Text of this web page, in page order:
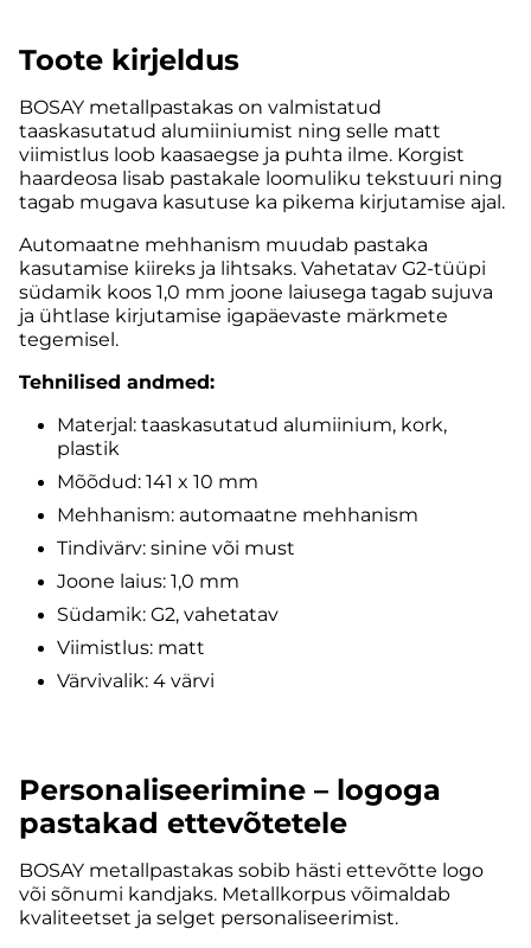
Toote kirjeldus
BOSAY metallpastakas on valmistatud
taaskasutatud alumiiniumist ning selle matt
viimistlus loob kaasaegse ja puhta ilme. Korgist
haardeosa lisab pastakale loomuliku tekstuuri ning
tagab mugava kasutuse ka pikema kirjutamise ajal.
Automaatne mehhanism muudab pastaka
kasutamise kiireks ja lihtsaks. Vahetatav G2-tüüpi
südamik koos 1,0 mm joone laiusega tagab sujuva
ja ühtlase kirjutamise igapäevaste märkmete
tegemisel.
Tehnilised andmed:
Materjal: taaskasutatud alumiinium, kork,
plastik
Mõõdud: 141 x 10 mm
Mehhanism: automaatne mehhanism
Tindivärv: sinine või must
Joone laius: 1,0 mm
Südamik: G2, vahetatav
Viimistlus: matt
Värvivalik: 4 värvi
Personaliseerimine – logoga
pastakad ettevõtetele
BOSAY metallpastakas sobib hästi ettevõtte logo
või sõnumi kandjaks. Metallkorpus võimaldab
kvaliteetset ja selget personaliseerimist.